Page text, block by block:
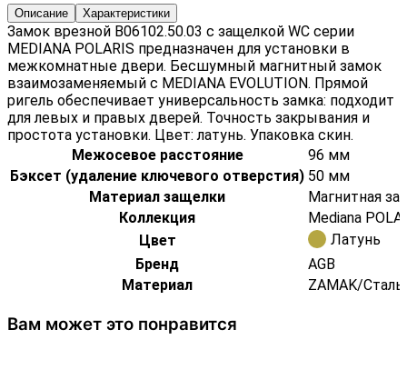
Описание Характеристики
Замок врезной B06102.50.03 с защелкой WC серии
MEDIANA POLARIS предназначен для установки в
межкомнатные двери. Бесшумный магнитный замок
взаимозаменяемый с MEDIANA EVOLUTION. Прямой
ригель обеспечивает универсальность замка: подходит
для левых и правых дверей. Точность закрывания и
простота установки. Цвет: латунь. Упаковка скин.
Межосевое расстояние
96 мм
Бэксет (удаление ключевого отверстия) 50 мм
Материал защелки
Магнитная
Коллекция
Mediana
Цвет
Латунь
Бренд
AGB
Материал
ZAMAK/Сталь
Вам может это понравится